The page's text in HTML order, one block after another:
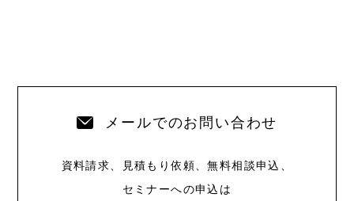
メールでのお問い合わせ
資料請求、見積もり依頼、無料相談申込、
セミナーへの申込は